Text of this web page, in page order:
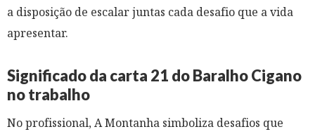
a disposição de escalar juntas cada desafio que a vida
apresentar.
Significado da carta 21 do Baralho Cigano
no trabalho
No profissional, A Montanha simboliza desafios que